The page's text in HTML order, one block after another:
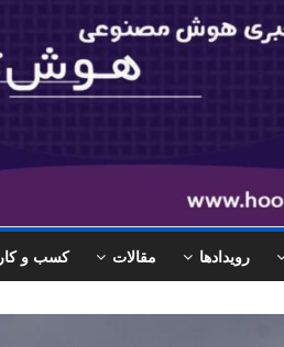
رویدادها مقالات کسب و کار